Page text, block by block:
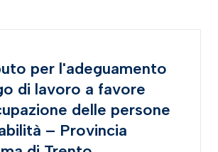
per l'adeguamento
di lavoro a favore
delle persone
– Provincia